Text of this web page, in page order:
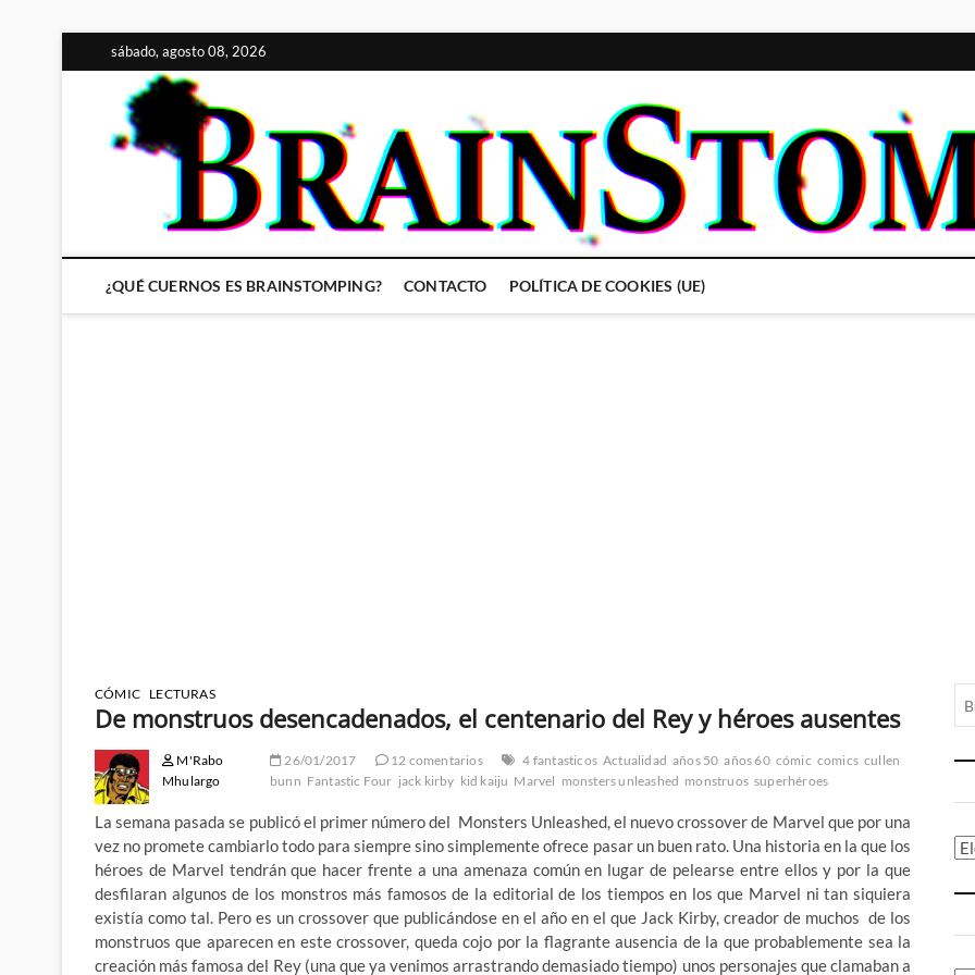
al
contenido
sábado, agosto 08, 2026
¿QUÉ CUERNOS ES BRAINSTOMPING? CONTACTO POLÍTICA DE COOKIES (UE)
CÓMIC LECTURAS
De monstruos desencadenados, el centenario del Rey y héroes ausentes
M'Rabo
Mhulargo
26/01/2017 12 comentarios 4 fantasticos Actualidad años 50 años 60 cómic comics cullen
bunn Fantastic Four jack kirby kid kaiju Marvel monsters unleashed monstruos superhéroes
La semana pasada se publicó el primer número del Monsters Unleashed, el nuevo crossover de Marvel que por una
vez no promete cambiarlo todo para siempre sino simplemente ofrece pasar un buen rato. Una historia en la que los
héroes de Marvel tendrán que hacer frente a una amenaza común en lugar de pelearse entre ellos y por la que
desfilaran algunos de los monstros más famosos de la editorial de los tiempos en los que Marvel ni tan siquiera
existía como tal. Pero es un crossover que publicándose en el año en el que Jack Kirby, creador de muchos de los
monstruos que aparecen en este crossover, queda cojo por la flagrante ausencia de la que probablemente sea la
creación más famosa del Rey (una que ya venimos arrastrando demasiado tiempo) unos personajes que clamaban a